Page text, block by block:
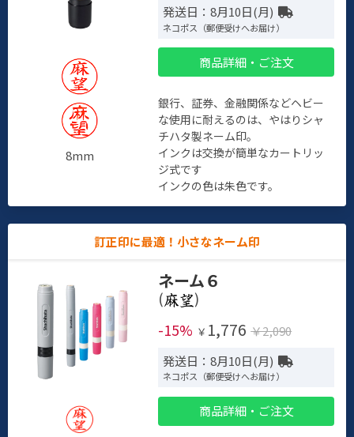
8mm
発送日：8月10日(月)
ネコポス（郵便受けへお届け）
商品詳細・ご注文
銀行、証券、金融関係などヘビー
な使用に耐えるのは、やはりシャ
チハタ製ネーム印。
インクは交換が簡単なカートリッ
ジ式です
インクの色は朱色です。
訂正印に最適！小さなネーム印
ネーム６
(
)
-15% ￥ 1,776 ￥2,090
発送日：8月10日(月)
ネコポス（郵便受けへお届け）
商品詳細・ご注文